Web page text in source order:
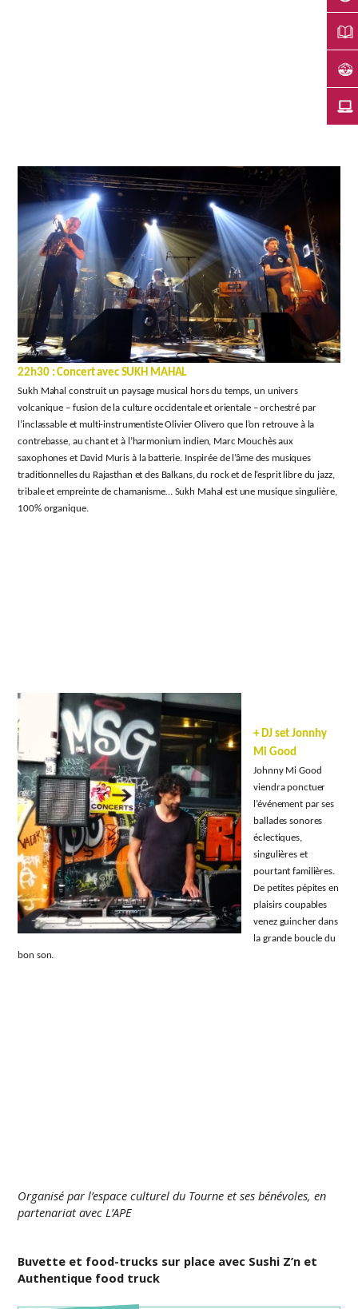
22h30 : Concert avec SUKH MAHAL
Sukh Mahal construit un paysage musical hors du temps, un univers
volcanique – fusion de la culture occidentale et orientale – orchestré par
l’inclassable et multi-instrumentiste Olivier Olivero que l’on retrouve à la
contrebasse, au chant et à l’harmonium indien, Marc Mouchès aux
saxophones et David Muris à la batterie. Inspirée de l’âme des musiques
traditionnelles du Rajasthan et des Balkans, du rock et de l’esprit libre du jazz,
tribale et empreinte de chamanisme… Sukh Mahal est une musique singulière,
100% organique.
+ DJ set Jonnhy
Mi Good
Johnny Mi Good
viendra ponctuer
l’événement par ses
ballades sonores
éclectiques,
singulières et
pourtant familières.
De petites pépites en
plaisirs coupables
venez guincher dans
la grande boucle du
bon son.
Organisé par l’espace culturel du Tourne et ses bénévoles, en
partenariat avec L’APE
Buvette et food-trucks sur place avec Sushi Z’n et
Authentique food truck